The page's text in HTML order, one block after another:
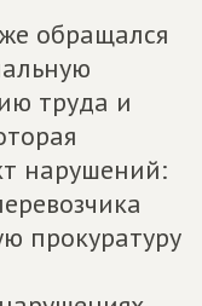
обращался
труда и
нарушений:
прокуратуру